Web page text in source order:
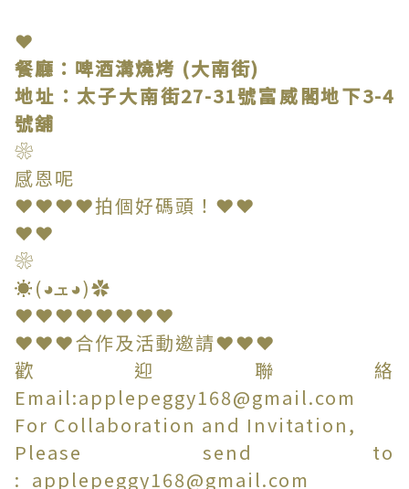
❤
餐廳：啤酒溝燒烤 (大南街)
地址：太子大南街27-31號富威閣地下3-4
號舖
❀
感恩呢
❤❤❤❤拍個好碼頭！❤❤
❤❤
❀
☀(◕ܫ◕)✿
❤❤❤❤❤❤❤❤
❤❤❤合作及活動邀請❤❤❤
歡迎聯絡
Email:applepeggy168@gmail.com
For Collaboration and Invitation,
Please send to
: applepeggy168@gmail.com